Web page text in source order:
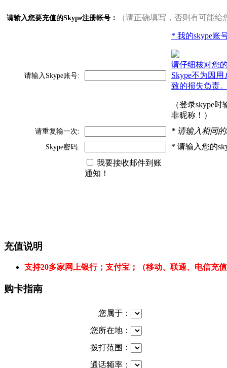
请输入您要充值的Skype注册帐号： （请正确填写，否则有可能给
请输入Skype账号:
* 我的skype账
请仔细核对您
Skype不为因
致的损失负责
（登录skype
非昵称！）
请重复输一次: * 请输入相同的
Skype密码:
* 请输入您的
我要接收邮件到账
通知！
充值说明
支持20多家网上银行；支付宝；（移动、联通、电信充
购卡指南
您属于：
您所在地：
拨打范围：
通话频率：